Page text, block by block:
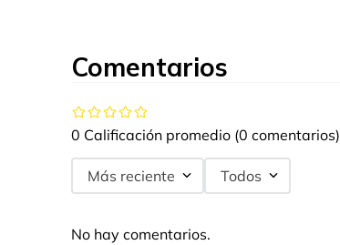
Comentarios
0 Calificación promedio (0 comentarios)
Más reciente Todos
No hay comentarios.